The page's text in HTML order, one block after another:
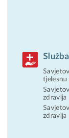
zdravlja
zdravlja